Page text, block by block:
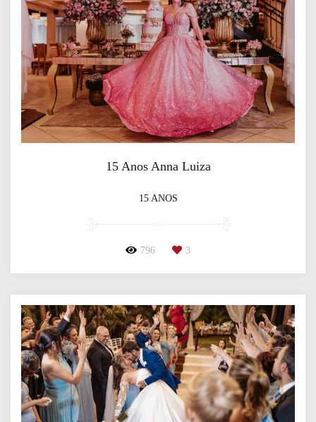
15 Anos Anna Luiza
15 ANOS
796 3